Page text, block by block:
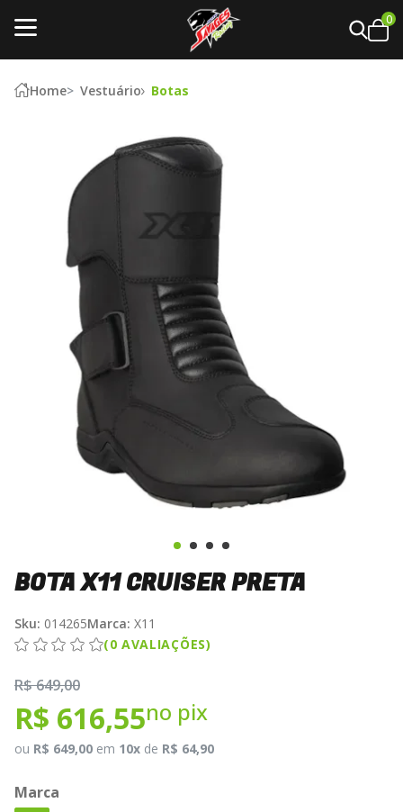
0
Home Vestuário Botas
BOTA X11 CRUISER PRETA
Sku: 014265Marca: X11
(0 AVALIAÇÕES)
R$ 649,00
R$ 616,55no pix
ou R$ 649,00 em 10x de R$ 64,90
Marca